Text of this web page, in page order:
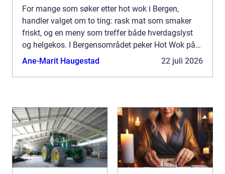
For mange som søker etter hot wok i Bergen,
handler valget om to ting: rask mat som smaker
friskt, og en meny som treffer både hverdagslyst
og helgekos. I Bergensområdet peker Hot Wok på
Sartor Senter seg ut. Restauranten lig...
Ane-Marit Haugestad 22 juli 2026